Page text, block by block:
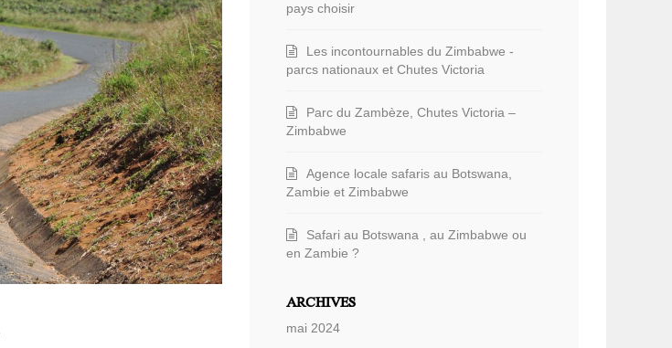
pays choisir
Les incontournables du Zimbabwe -
parcs nationaux et Chutes Victoria
Parc du Zambèze, Chutes Victoria –
Zimbabwe
Agence locale safaris au Botswana,
Zambie et Zimbabwe
Safari au Botswana , au Zimbabwe ou
en Zambie ?
ARCHIVES
mai 2024